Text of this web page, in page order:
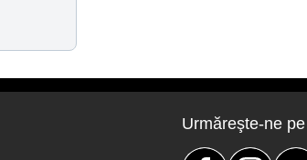
Urmăreşte-ne pe